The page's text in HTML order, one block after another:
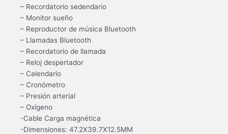
– Recordatorio sedendario
– Monitor sueño
– Reproductor de música Bluetooth
– Llamadas Bluetooth
– Recordatorio de llamada
– Reloj despertador
– Calendario
– Cronómetro
– Presión arterial
– Oxígeno
-Cable Carga magnética
-Dimensiones: 47.2X39.7X12.5MM